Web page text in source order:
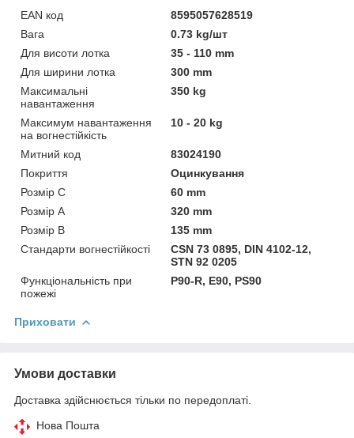
EAN код
8595057628519
Вага
0.73 kg/шт
Для висоти лотка
35 - 110 mm
Для ширини лотка
300 mm
Максимальні
навантаження
350 kg
Максимум навантаження
на вогнестійкість
10 - 20 kg
Митний код
83024190
Покриття
Оцинкування
Розмір C
60 mm
Розмір А
320 mm
Розмір В
135 mm
Стандарти вогнестійкості
CSN 73 0895, DIN 4102-12,
STN 92 0205
Функціональність при
пожежі
P90-R, E90, PS90
Приховати
Умови доставки
Доставка здійснюється тільки по передоплаті.
Нова Пошта